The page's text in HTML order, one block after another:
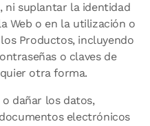
ni suplantar la identidad
Web o en la utilización o
Productos, incluyendo
o claves de
otra forma.
dañar los datos,
electrónicos